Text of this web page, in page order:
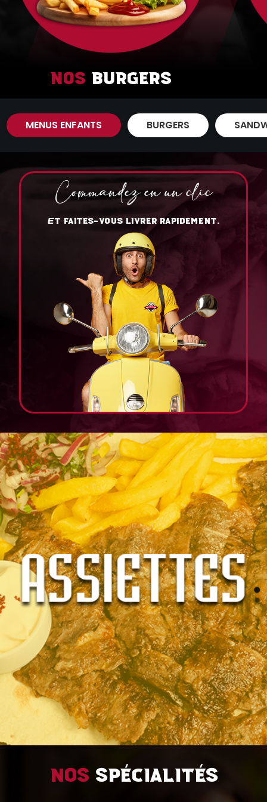
Nos Burgers
MENUS ENFANTS BURGERS
Commandez en un clic
ET FAITES-VOUS LIVRER RAPIDEMENT.
Nosspécialités